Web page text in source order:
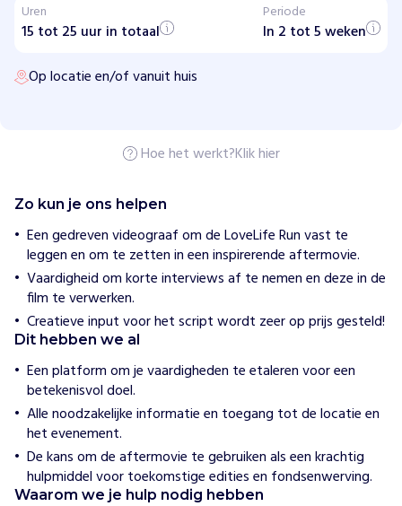
n
c
e
p
e
n
F
i
g
t
C
a
n
c
e
r
Uren
15 tot 25 uur in totaal
Periode
In 2 tot 5 weken
Op locatie en/of vanuit huis
Hoe het werkt?Klik hier
Zo kun je ons helpen
Een gedreven videograaf om de LoveLife Run vast te
leggen en om te zetten in een inspirerende aftermovie.
Vaardigheid om korte interviews af te nemen en deze in de
film te verwerken.
Creatieve input voor het script wordt zeer op prijs gesteld!
Dit hebben we al
Een platform om je vaardigheden te etaleren voor een
betekenisvol doel.
Alle noodzakelijke informatie en toegang tot de locatie en
het evenement.
De kans om de aftermovie te gebruiken als een krachtig
hulpmiddel voor toekomstige edities en fondsenwerving.
Waarom we je hulp nodig hebben